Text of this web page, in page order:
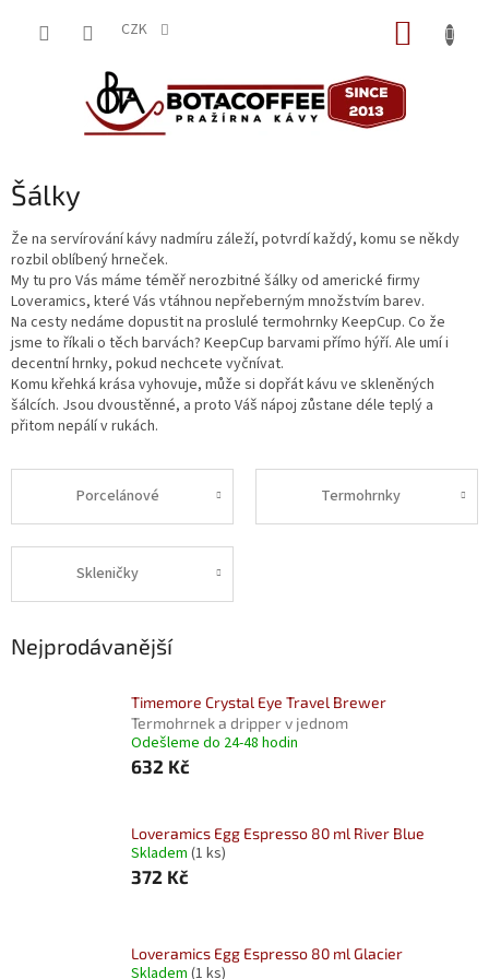
CZK
Šálky
Že na servírování kávy nadmíru záleží, potvrdí každý, komu se někdy
rozbil oblíbený hrneček.
My tu pro Vás máme téměř nerozbitné šálky od americké firmy
Loveramics, které Vás vtáhnou nepřeberným množstvím barev.
Na cesty nedáme dopustit na proslulé termohrnky KeepCup. Co že
jsme to říkali o těch barvách? KeepCup barvami přímo hýří. Ale umí i
decentní hrnky, pokud nechcete vyčnívat.
Komu křehká krása vyhovuje, může si dopřát kávu ve skleněných
šálcích. Jsou dvoustěnné, a proto Váš nápoj zůstane déle teplý a
přitom nepálí v rukách.
Porcelánové Termohrnky
Skleničky
Nejprodávanější
Timemore Crystal Eye Travel Brewer
Termohrnek a dripper v jednom
Odešleme do 24-48 hodin
632 Kč
Loveramics Egg Espresso 80 ml River Blue
Skladem (1 ks)
372 Kč
Loveramics Egg Espresso 80 ml Glacier
Skladem (1 ks)